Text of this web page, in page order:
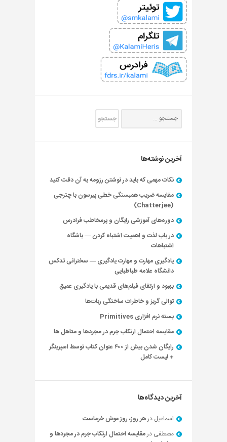
آخرین نوشته‌ها
نکات مهمی که باید در نوشتن رزومه به آن دقت کنید
مقایسه ضریب همبستگی خطی پیرسون با چترجی
(Chatterjee)
دوره‌های آموزشی رایگان و پرمخاطب فرادرس
در باب لذت و اهمیت اشتباه کردن — باشگاه
اشتباهات
یادگیری مهارت و مهارت یادگیری — سخنرانی تدکس
دانشگاه علامه طباطبایی
بهبود و ارتقای فیلم‌های قدیمی با یادگیری عمیق
توالی گریز و خاطرات ساختگی ربات‌ها
بسته نرم افزاری Primitives
مقایسه احتمال ارتکاب جرم در مجردها و متاهل ها
رایگان شدن بیش از ۴۰۰ عنوان کتاب توسط اسپرینگر
+ لیست کامل
آخرین دیدگاه‌ها
اسماعیل درهر روز، روز موش خرماست
مصطفی درمقایسه احتمال ارتکاب جرم در مجردها و